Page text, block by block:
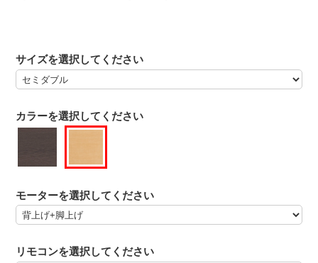
カラーを選択してください
サイズを選択してください
モーターを選択してください
リモコンを選択してください